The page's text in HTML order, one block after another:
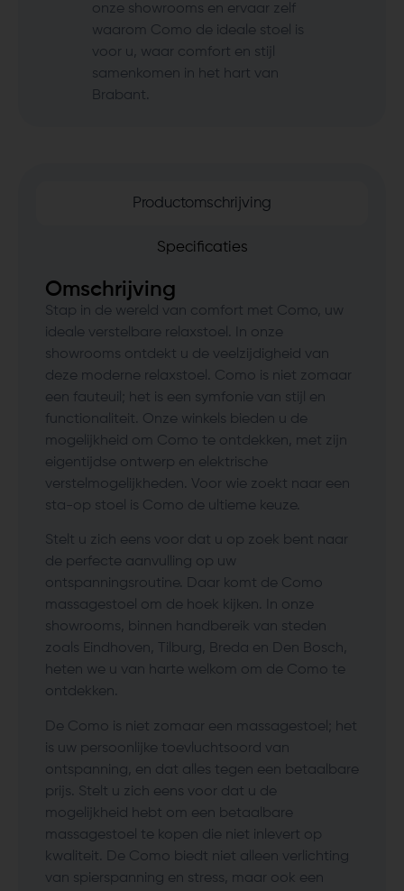
onze showrooms en ervaar zelf
waarom Como de ideale stoel is
voor u, waar comfort en stijl
samenkomen in het hart van
Brabant.
Productomschrijving
Specificaties
Omschrijving
Stap in de wereld van comfort met Como, uw
ideale verstelbare relaxstoel. In onze
showrooms ontdekt u de veelzijdigheid van
deze moderne relaxstoel. Como is niet zomaar
een fauteuil; het is een symfonie van stijl en
functionaliteit. Onze winkels bieden u de
mogelijkheid om Como te ontdekken, met zijn
eigentijdse ontwerp en elektrische
verstelmogelijkheden. Voor wie zoekt naar een
sta-op stoel is Como de ultieme keuze.
Stelt u zich eens voor dat u op zoek bent naar
de perfecte aanvulling op uw
ontspanningsroutine. Daar komt de Como
massagestoel om de hoek kijken. In onze
showrooms, binnen handbereik van steden
zoals Eindhoven, Tilburg, Breda en Den Bosch,
heten we u van harte welkom om de Como te
ontdekken.
De Como is niet zomaar een massagestoel; het
is uw persoonlijke toevluchtsoord van
ontspanning, en dat alles tegen een betaalbare
prijs. Stelt u zich eens voor dat u de
mogelijkheid hebt om een betaalbare
massagestoel te kopen die niet inlevert op
kwaliteit. De Como biedt niet alleen verlichting
van spierspanning en stress, maar ook een